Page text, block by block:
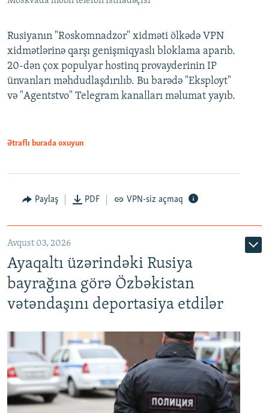
Rusiyanın "Roskomnadzor" xidməti ölkədə VPN
xidmətlərinə qarşı genişmiqyaslı bloklama aparıb.
20-dən çox populyar hostinq provayderinin IP
ünvanları məhdudlaşdırılıb. Bu barədə "Eksployt"
və "Agentstvo" Telegram kanalları məlumat yayıb.
Ətraflı burada oxuyun
Paylaş PDF VPN-siz açmaq
Avqust 03, 2026
Ayaqaltı üzərindəki Rusiya
bayrağına görə Özbəkistan
vətəndaşını deportasiya etdilər